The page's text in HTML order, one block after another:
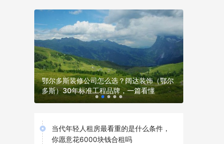
鄂尔多斯装修公司怎么选？阔达装饰（鄂尔
多斯）30年标准工程品牌，一篇看懂
当代年轻人租房最看重的是什么条件，
你愿意花6000块钱合租吗